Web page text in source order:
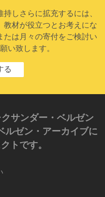
しさらに拡充するには、
教材が役立つとお考えにな
たは月々の寄付をご検討い
い致します。
る
サンダー・ベルゼン
ルゼン・アーカイブに
トです。